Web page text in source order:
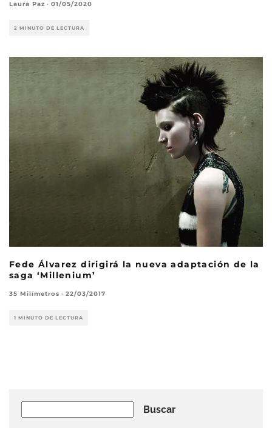
Laura Paz · 01/05/2020
2 MINUTO DE LECTURA
Fede Álvarez dirigirá la nueva adaptación de la
saga ‘Millenium’
35 Milímetros · 22/03/2017
1 MINUTO DE LECTURA
Buscar